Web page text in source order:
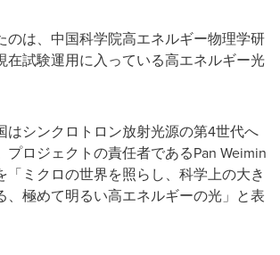
のは、中国科学院高エネルギー物理学研
在試験運用に入っている高エネルギー光
はシンクロトロン放射光源の第4世代へ
プロジェクトの責任者であるPan Weimin
「ミクロの世界を照らし、科学上の大き
、極めて明るい高エネルギーの光」と表